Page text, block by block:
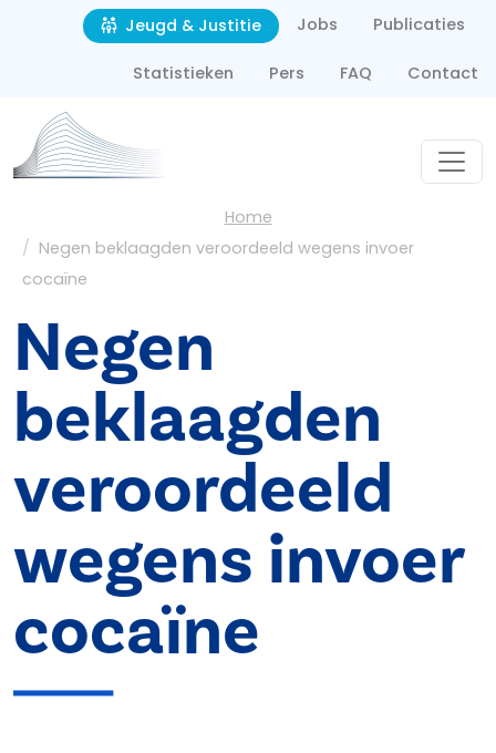
Overslaan en naar de inhoud gaan
Second navigation
Jeugd & Justitie Jobs Publicaties
Statistieken Pers FAQ Contact
Kruimelpad
Home
Negen beklaagden veroordeeld wegens invoer
cocaïne
Negen
beklaagden
veroordeeld
wegens invoer
cocaïne